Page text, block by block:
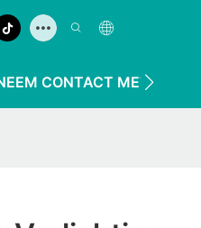
CONTACT MET ONS